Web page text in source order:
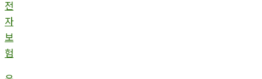
전
자
보
험